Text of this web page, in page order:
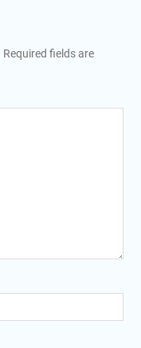
Required fields are